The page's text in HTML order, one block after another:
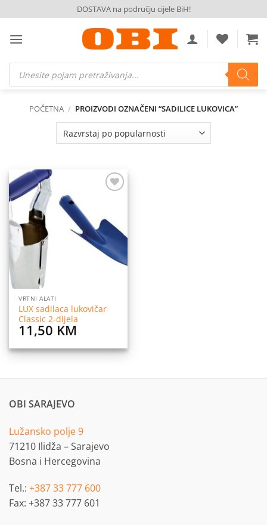
to
content
DOSTAVA na području cijele BiH!
Products
search
POČETNA / PROIZVODI OZNAČENI “SADILICE LUKOVICA”
želja
VRTNI ALATI
LUX sadilaca lukovičar
Classic 2-dijela
11,50 KM
OBI SARAJEVO
Lužansko polje 9
71210 Ilidža – Sarajevo
Bosna i Hercegovina
Tel.: +387 33 777 600
Fax: +387 33 777 601